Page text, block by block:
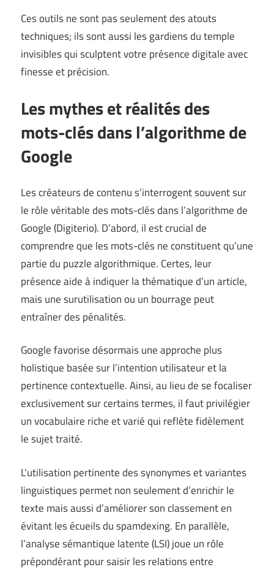
Ces outils ne sont pas seulement des atouts
techniques; ils sont aussi les gardiens du temple
invisibles qui sculptent votre présence digitale avec
finesse et précision.
Les mythes et réalités des
mots-clés dans l’algorithme de
Google
Les créateurs de contenu s’interrogent souvent sur
le rôle véritable des mots-clés dans l’algorithme de
Google (Digiterio). D’abord, il est crucial de
comprendre que les mots-clés ne constituent qu’une
partie du puzzle algorithmique. Certes, leur
présence aide à indiquer la thématique d’un article,
mais une surutilisation ou un bourrage peut
entraîner des pénalités.
Google favorise désormais une approche plus
holistique basée sur l’intention utilisateur et la
pertinence contextuelle. Ainsi, au lieu de se focaliser
exclusivement sur certains termes, il faut privilégier
un vocabulaire riche et varié qui reflète fidèlement
le sujet traité.
L’utilisation pertinente des synonymes et variantes
linguistiques permet non seulement d’enrichir le
texte mais aussi d’améliorer son classement en
évitant les écueils du spamdexing. En parallèle,
l’analyse sémantique latente (LSI) joue un rôle
prépondérant pour saisir les relations entre